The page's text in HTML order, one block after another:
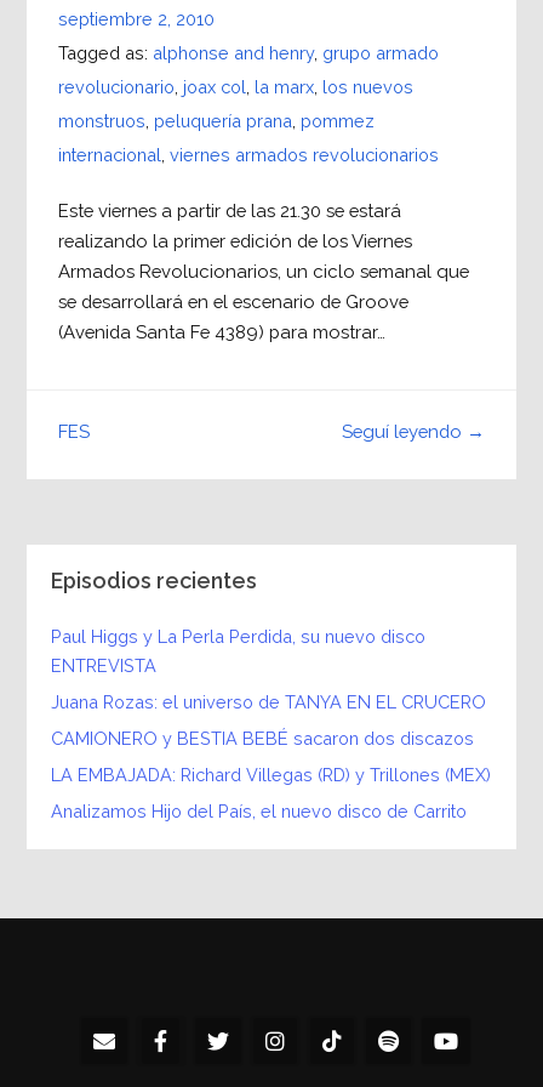
septiembre 2, 2010
Tagged as: alphonse and henry, grupo armado
revolucionario joax col la marx, los nuevos
monstruos peluquería prana pommez
internacional viernes armados revolucionarios
Este viernes a partir de las 21.30 se estará
realizando la primer edición de los Viernes
Armados Revolucionarios, un ciclo semanal que
se desarrollará en el escenario de Groove
(Avenida Santa Fe 4389) para mostrar…
Seguí leyendo →
FES
Episodios recientes
Paul Higgs y La Perla Perdida, su nuevo disco
ENTREVISTA
Juana Rozas: el universo de TANYA EN EL CRUCERO
CAMIONERO y BESTIA BEBÉ sacaron dos discazos
LA EMBAJADA: Richard Villegas (RD) y Trillones (MEX)
Analizamos Hijo del País, el nuevo disco de Carrito